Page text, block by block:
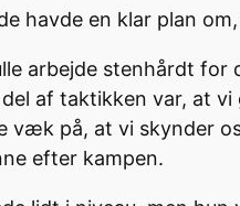
havde en klar plan
arbejde stenhårdt
af taktikken var, at
på, at vi skynder
efter kampen.